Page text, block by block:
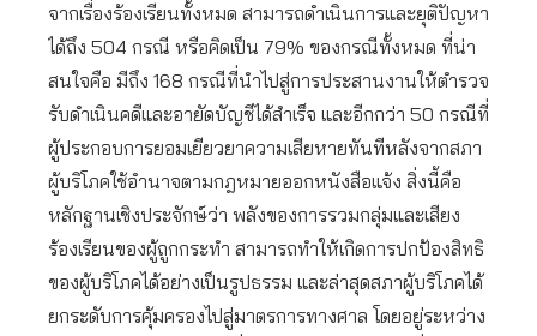
จากเรื่องร้องเรียนทั้งหมด สามารถดำเนินการและยุติปัญหา
ได้ถึง 504 กรณี หรือคิดเป็น 79% ของกรณีทั้งหมด ที่น่า
สนใจคือ มีถึง 168 กรณีที่นำไปสู่การประสานงานให้ตำรวจ
รับดำเนินคดีและอายัดบัญชีได้สำเร็จ และอีกกว่า 50 กรณีที่
ผู้ประกอบการยอมเยียวยาความเสียหายทันทีหลังจากสภา
ผู้บริโภคใช้อำนาจตามกฎหมายออกหนังสือแจ้ง สิ่งนี้คือ
หลักฐานเชิงประจักษ์ว่า พลังของการรวมกลุ่มและเสียง
ร้องเรียนของผู้ถูกกระทำ สามารถทำให้เกิดการปกป้องสิทธิ
ของผู้บริโภคได้อย่างเป็นรูปธรรม และล่าสุดสภาผู้บริโภคได้
ยกระดับการคุ้มครองไปสู่มาตรการทางศาล โดยอยู่ระหว่าง